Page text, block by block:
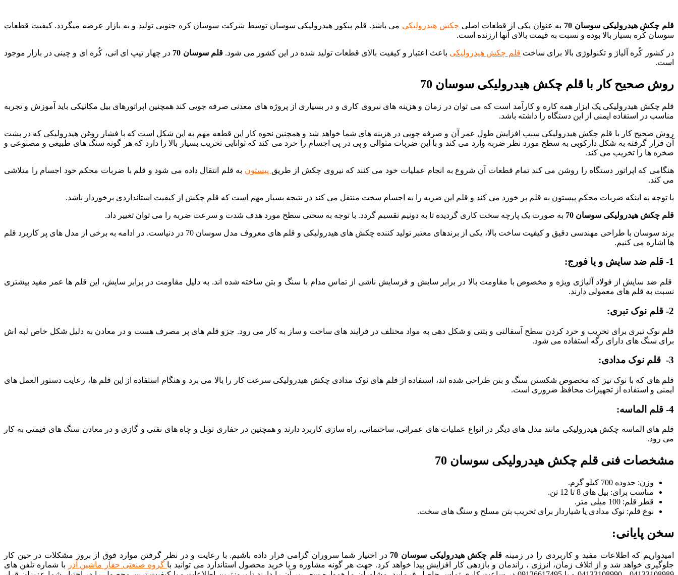
قلم چکش هیدرولیکی سوسان 70 به عنوان یکی از قطعات اصلی چکش هیدرولیکی می باشد. قلم پیکور هیدرولیکی سوسان توسط شرکت سوسان کره جنوبی تولید و به بازار عرضه میگردد. کیفیت قطعات
سوسان کُره بسیار بالا بوده و نسبت به قیمت بالای آنها ارزنده است.
در کشور کُره آلیاژ و تکنولوژی بالا برای ساخت قلم چکش هیدرولیکی باعث اعتبار و کیفیت بالای قطعات تولید شده در این کشور می شود. قلم سوسان 70
در چهار تیپ ای انی، کُره ای و چینی در بازار موجود
است.
روش صحیح کار با قلم چکش هیدرولیکی سوسان 70
قلم چکش هیدرولیکی یک ابزار همه کاره و کارآمد است که می توان در زمان و هزینه های نیروی کاری و در بسیاری از پروژه های معدنی صرفه جویی کند همچنین اپراتورهای بیل مکانیکی باید آموزش و تجربه
مناسب در استفاده ایمنی از این دستگاه را داشته باشد.
روش صحیح کار با قلم چکش هیدرولیکی سبب افزایش طول عمر آن و صرفه جویی در هزینه های شما خواهد شد و همچنین نحوه کار این قطعه مهم به این شکل است که با فشار روغن هیدرولیکی که در پشت
آن قرار گرفته به شکل دارکوبی به سطح مورد نظر ضربه وارد می کند و با این ضربات متوالی و پی در پی اجسام را خرد می کند که توانایی تخریب بسیار بالا را دارد که هر گونه سنگ های طبیعی و مصنوعی و
صخره ها را تخریب می کند.
هنگامی که اپراتور دستگاه را روشن می کند تمام قطعات آن شروع به انجام عملیات خود می کنند که نیروی چکش از طریق پیستون به قلم انتقال داده می شود و قلم با ضربات محکم خود اجسام را متلاشی
می کند.
با توجه به اینکه ضربات محکم پیستون به قلم بر خورد می کند و قلم این ضربه را به اجسام سخت منتقل می کند در نتیجه بسیار مهم است که قلم چکش از کیفیت استانداردی برخوردار باشد.
قلم چکش هیدرولیکی سوسان 70 به صورت یک پارچه سخت کاری گردیده تا به دونیم تقسیم گردد. با توجه به سختی سطح مورد هدف شدت و سرعت ضربه را می توان تغییر داد.
برند سوسان با طراحی مهندسی دقیق و کیفیت ساخت بالا، یکی از برندهای معتبر تولید کننده چکش های هیدرولیکی و قلم های معروف مدل سوسان 70 در دنیاست. در ادامه به برخی از مدل های پر کاربرد قلم
ها اشاره می کنیم.
1- قلم ضد سایش و یا فورج:
قلم ضد سایش از فولاد آلیاژی ویژه و مخصوص با مقاومت بالا در برابر سایش و فرسایش ناشی از تماس مدام با سنگ و بتن ساخته شده اند. به دلیل مقاومت در برابر سایش، این قلم ها عمر مفید بیشتری
نسبت به قلم های معمولی دارند.
2- قلم نوک تبری:
قلم نوک تبری برای تخریب و خرد کردن سطح آسفالتی و بتنی و شکل دهی به مواد مختلف در فرایند های ساخت و ساز به کار می رود. جزو قلم های پر مصرف هست و در معادن به دلیل شکل خاص لبه اش
برای سنگ های دارای رگه استفاده می شود.
3- قلم نوک مدادی:
قلم های که با نوک تیز که مخصوص شکستن سنگ و بتن طراحی شده اند، استفاده از قلم های نوک مدادی چکش هیدرولیکی سرعت کار را بالا می برد و هنگام استفاده از این قلم ها، رعایت دستور العمل های
ایمنی و استفاده از تجهیزات محافظ ضروری است.
4- قلم الماسه:
قلم های الماسه چکش هیدرولیکی مانند مدل های دیگر در انواع عملیات های عمرانی، ساختمانی، راه سازی کاربرد دارند و همچنین در حفاری تونل و چاه های نفتی و گازی و در معادن سنگ های قیمتی به کار
می رود.
مشخصات فنی قلم چکش هیدرولیکی سوسان 70
وزن: حدوده 700 کیلو گرم.
مناسب برای: بیل های 8 تا 12 تن.
قطر قلم: 100 میلی متر.
نوع قلم: نوک مدادی یا شیاردار برای تخریب بتن مسلح و سنگ های سخت.
سخن پایانی:
امیدواریم که اطلاعات مفید و کاربردی را در زمینه قلم چکش هیدرولیکی سوسان 70
در اختیار شما سروران گرامی قرار داده باشیم. با رعایت و در نظر گرفتن موارد فوق از بروز مشکلات در حین کار
جلوگیری خواهد شد و از اتلاف زمان، انرژی ، راندمان و بازدهی کار افزایش پیدا خواهد کرد. جهت هر گونه مشاوره و یا خرید محصول استاندارد می توانید با گروه صنعتی حفار ماشین آذر
با شماره تلفن های